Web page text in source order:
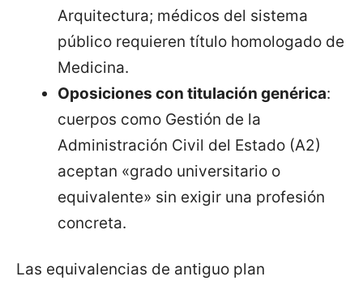
Arquitectura; médicos del sistema
público requieren título homologado de
Medicina.
Oposiciones con titulación genérica:
cuerpos como Gestión de la
Administración Civil del Estado (A2)
aceptan «grado universitario o
equivalente» sin exigir una profesión
concreta.
Las equivalencias de antiguo plan